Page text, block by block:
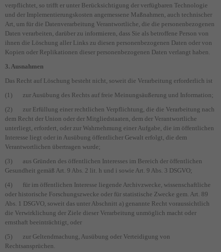
verpflichtet, so trifft er unter Berücksichtigung der verfügbaren Technologie
und der Implementierungskosten angemessene Maßnahmen, auch technischer
Art, um für die Datenverarbeitung Verantwortliche, die die personenbezogenen
Daten verarbeiten, darüber zu informieren, dass Sie als betroffene Person von
ihnen die Löschung aller Links zu diesen personenbezogenen Daten oder von
Kopien oder Replikationen dieser personenbezogenen Daten verlangt haben.
3. Ausnahmen
Das Recht auf Löschung besteht nicht, soweit die Verarbeitung erforderlich ist
(1) zur Ausübung des Rechts auf freie Meinungsäußerung und Information;
(2) zur Erfüllung einer rechtlichen Verpflichtung, die die Verarbeitung nach
dem Recht der Union oder der Mitgliedstaaten, dem der Verantwortliche
unterliegt, erfordert, oder zur Wahrnehmung einer Aufgabe, die im öffentlichen
Interesse liegt oder in Ausübung öffentlicher Gewalt erfolgt, die dem
Verantwortlichen übertragen wurde;
(3) aus Gründen des öffentlichen Interesses im Bereich der öffentlichen
Gesundheit gemäß Art. 9 Abs. 2 lit. h und i sowie Art. 9 Abs. 3 DSGVO;
(4) für im öffentlichen Interesse liegende Archivzwecke, wissenschaftliche
oder historische Forschungszwecke oder für statistische Zwecke gem. Art. 89
Abs. 1 DSGVO, soweit das unter Abschnitt a) genannte Recht voraussichtlich
die Verwirklichung der Ziele dieser Verarbeitung unmöglich macht oder
ernsthaft beeinträchtigt, oder
(5) zur Geltendmachung, Ausübung oder Verteidigung von
Rechtsansprüchen.